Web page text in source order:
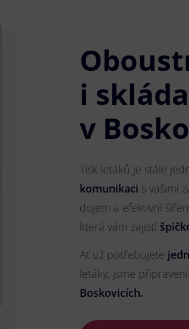
i
v
Tisk letáků je stále
komunikaci s vašimi
dojem a efektivní
která vám zajistí
Ať už potřebujete
letáky, jsme
Boskovicích.